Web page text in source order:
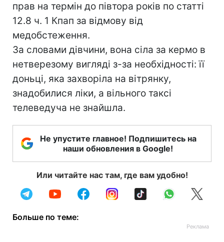
прав на термін до півтора років по статті
12.8 ч. 1 Кпап за відмову від
медобстеження.
За словами дівчини, вона сіла за кермо в
нетверезому вигляді з-за необхідності: її
доньці, яка захворіла на вітрянку,
знадобилися ліки, а вільного таксі
телеведуча не знайшла.
Не упустите главное! Подпишитесь на
наши обновления в Google!
Или читайте нас там, где вам удобно!
Больше по теме: